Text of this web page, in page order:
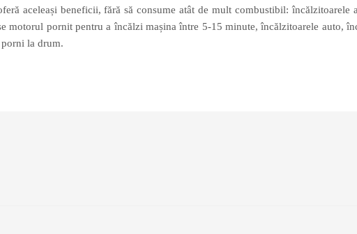
aceleași beneficii, fără să consume atât de mult combustibil: încălzitoarele
motorul pornit pentru a încălzi mașina între 5-15 minute, încălzitoarele auto,
la drum.